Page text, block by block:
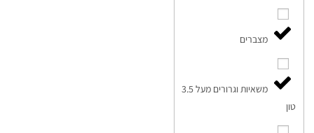
מצברים
משאיות וגרורים מעל 3.5
טון